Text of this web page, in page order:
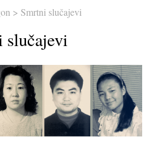
> Smrtni slučajevi
slučajevi